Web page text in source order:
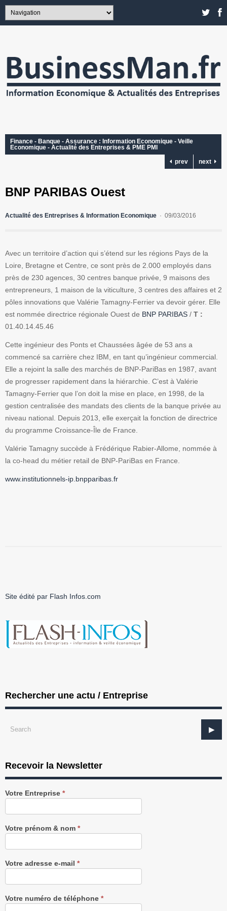
Finance - Banque - Assurance : Information Economique - Veille
Economique - Actualité des Entreprises & PME PMI
prev
next
BNP PARIBAS Ouest
Actualité des Entreprises & Information Economique 09/03/2016
Avec un territoire d’action qui s’étend sur les régions Pays de la
Loire, Bretagne et Centre, ce sont près de 2.000 employés dans
près de 230 agences, 30 centres banque privée, 9 maisons des
entrepreneurs, 1 maison de la viticulture, 3 centres des affaires et 2
pôles innovations que Valérie Tamagny-Ferrier va devoir gérer. Elle
est nommée directrice régionale Ouest de BNP PARIBAS / T :
01.40.14.45.46
Cette ingénieur des Ponts et Chaussées âgée de 53 ans a
commencé sa carrière chez IBM, en tant qu’ingénieur commercial.
Elle a rejoint la salle des marchés de BNP-PariBas en 1987, avant
de progresser rapidement dans la hiérarchie. C’est à Valérie
Tamagny-Ferrier que l’on doit la mise en place, en 1998, de la
gestion centralisée des mandats des clients de la banque privée au
niveau national. Depuis 2013, elle exerçait la fonction de directrice
du programme Croissance-Île de France.
Valérie Tamagny succède à Frédérique Rabier-Allome, nommée à
la co-head du métier retail de BNP-PariBas en France.
www.institutionnels-ip.bnpparibas.fr
Site édité par Flash Infos.com
Rechercher une actu / Entreprise
Recevoir la Newsletter
Recevez
notre
gratuitement
Votre Entreprise *
Votre prénom & nom *
Votre adresse e-mail *
Votre numéro de téléphone *